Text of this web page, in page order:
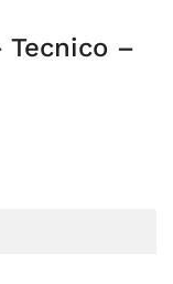
Tecnico –